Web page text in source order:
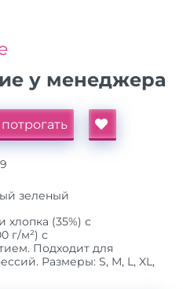
у менеджера
зеленый
хлопка (35%) с
г/м²) с
Подходит для
Размеры: S, M, L, XL,